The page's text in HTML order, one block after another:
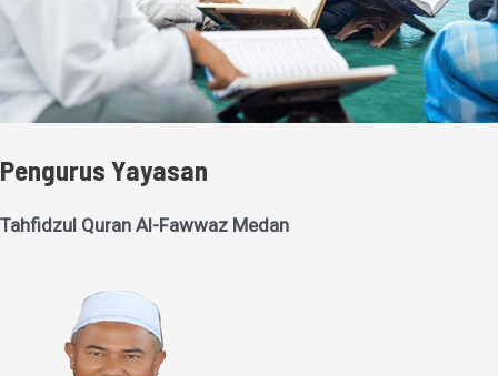
Pengurus Yayasan
Tahfidzul Quran Al-Fawwaz Medan